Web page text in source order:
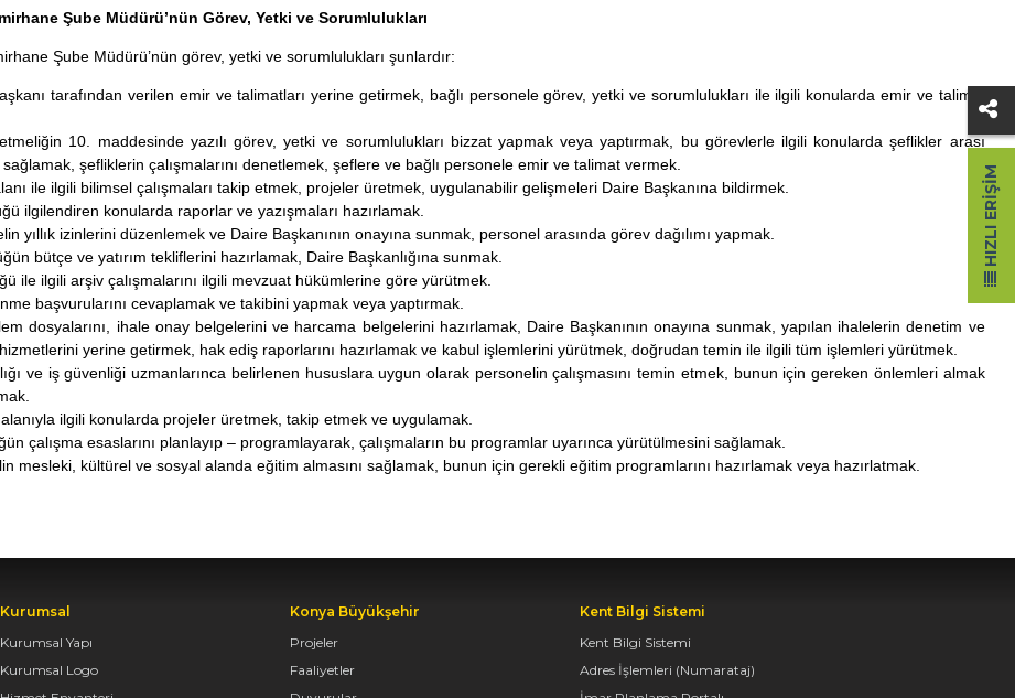
Şube Müdürü’nün Görev, Yetki ve Sorumlulukları
Şube Müdürü’nün görev, yetki ve sorumlulukları şunlardır:
tarafından verilen emir ve talimatları yerine getirmek, bağlı personele görev, yetki ve sorumlulukları ile ilgili konularda emir ve talimat
10. maddesinde yazılı görev, yetki ve sorumlulukları bizzat yapmak veya yaptırmak, bu görevlerle ilgili konularda şeflikler arası
şefliklerin çalışmalarını denetlemek, şeflere ve bağlı personele emir ve talimat vermek.
ile ilgili bilimsel çalışmaları takip etmek, projeler üretmek, uygulanabilir gelişmeleri Daire Başkanına bildirmek.
ilgilendiren konularda raporlar ve yazışmaları hazırlamak.
yıllık izinlerini düzenlemek ve Daire Başkanının onayına sunmak, personel arasında görev dağılımı yapmak.
bütçe ve yatırım tekliflerini hazırlamak, Daire Başkanlığına sunmak.
ile ilgili arşiv çalışmalarını ilgili mevzuat hükümlerine göre yürütmek.
başvurularını cevaplamak ve takibini yapmak veya yaptırmak.
dosyalarını, ihale onay belgelerini ve harcama belgelerini hazırlamak, Daire Başkanının onayına sunmak, yapılan ihalelerin denetim ve
yerine getirmek, hak ediş raporlarını hazırlamak ve kabul işlemlerini yürütmek, doğrudan temin ile ilgili tüm işlemleri yürütmek.
ve iş güvenliği uzmanlarınca belirlenen hususlara uygun olarak personelin çalışmasını temin etmek, bunun için gereken önlemleri almak
ilgili konularda projeler üretmek, takip etmek ve uygulamak.
çalışma esaslarını planlayıp – programlayarak, çalışmaların bu programlar uyarınca yürütülmesini sağlamak.
mesleki, kültürel ve sosyal alanda eğitim almasını sağlamak, bunun için gerekli eğitim programlarını hazırlamak veya hazırlatmak.
Kurumsal
Kurumsal Yapı
Kurumsal Logo
Konya Büyükşehir
Projeler
Faaliyetler
Kent Bilgi Sistemi
Kent Bilgi Sistemi
Adres İşlemleri (Numarataj)
HIZLI ERIŞIM